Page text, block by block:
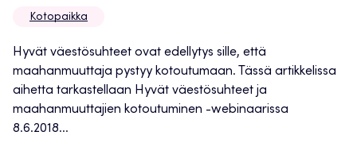
Kotopaikka
Hyvät väestösuhteet ovat edellytys sille, että
maahanmuuttaja pystyy kotoutumaan. Tässä artikkelissa
aihetta tarkastellaan Hyvät väestösuhteet ja
maahanmuuttajien kotoutuminen -webinaarissa
8.6.2018...